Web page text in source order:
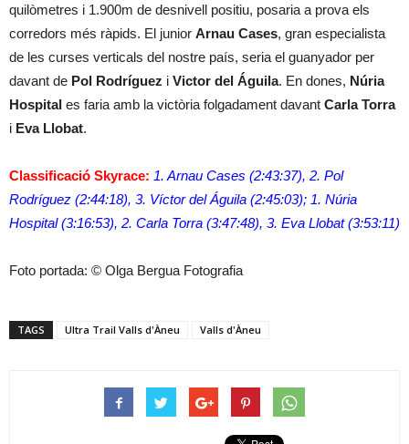
quilòmetres i 1.900m de desnivell positiu, posaria a prova els
corredors més ràpids. El junior Arnau Cases, gran especialista
de les curses verticals del nostre país, seria el guanyador per
davant de Pol Rodríguez i Victor del Águila. En dones, Núria
Hospital es faria amb la victòria folgadament davant Carla Torra
i Eva Llobat.
Classificació Skyrace: 1. Arnau Cases (2:43:37), 2. Pol
Rodríguez (2:44:18), 3. Víctor del Águila (2:45:03); 1. Núria
Hospital (3:16:53), 2. Carla Torra (3:47:48), 3. Eva Llobat (3:53:11)
Foto portada: © Olga Bergua Fotografia
TAGS Ultra Trail Valls d'Àneu Valls d'Àneu